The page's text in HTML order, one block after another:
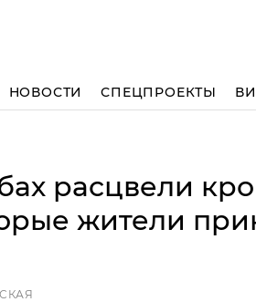
НОВОСТИ СПЕЦПРОЕКТЫ
расцвели
жители